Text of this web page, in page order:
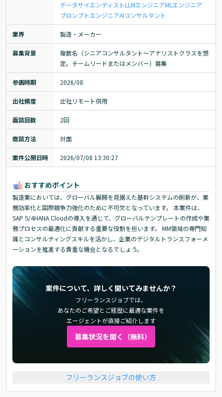
データサイエンティストLLMエンジニアMLエンジニア
プロンプトエンジニアAIコンサルタント
業界 製造・メーカー
募集背景
複数名（シニアコンサルタント～アナリストクラスを想
定。チームリードまたはメンバー）募集
参画時期 2026/08
出社頻度 出社リモート併用
面談回数 2回
商談方法 対面
案件公開日時 2026/07/08 13:30:27
おすすめポイント
製造業においては、グローバル展開を見据えた基幹システムの刷新が、業
務効率化と国際競争力強化のために不可欠となっています。 本案件は、
SAP S/4HANA Cloudの導入を通じて、グローバルテンプレートの作成や業
務プロセスの最適化に貢献する重要な役割を担います。 MM領域の専門知
識とコンサルティングスキルを活かし、企業のデジタルトランスフォーメ
ーションを推進する貴重な機会となるでしょう。
案件について、詳しく聞いてみませんか？
フリーランスジョブでは、
あなたのご希望とご経歴に最適な案件を
エージェントが直接ご紹介します
募集状況を聞く（無料）
フリーランスジョブの使い方